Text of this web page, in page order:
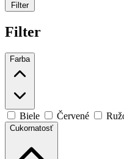
Filter
Filter
Farba
Biele Červené
Cukornatosť